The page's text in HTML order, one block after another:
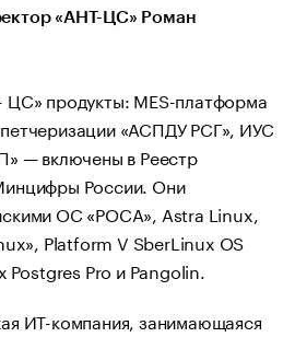
«АНТ-ЦС» Роман
продукты: MES-платформа
«АСПДУ РСГ», ИУС
— включены в Реестр
России. Они
ОС «РОСА», Astra Linux,
Platform V SberLinux OS
Postgres Pro и Pangolin.
ИТ-компания, занимающаяся